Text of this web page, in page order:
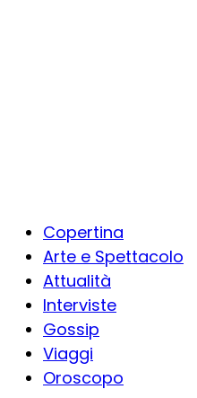
Copertina
Arte e Spettacolo
Attualità
Interviste
Gossip
Viaggi
Oroscopo